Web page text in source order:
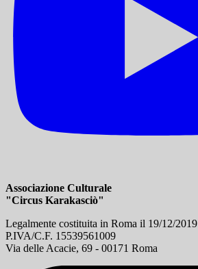
Associazione Culturale
"Circus Karakasciò"
Legalmente costituita in Roma il 19/12/2019
P.IVA/C.F. 15539561009
Via delle Acacie, 69 - 00171 Roma